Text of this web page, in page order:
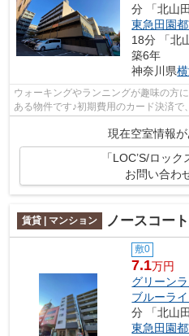
分 「北山
東急田園
18分 「北
築6年
神奈川県
ウォーキングやランニングが趣味の方
ある物件です♪初期費用のカード決済で
すよ♪プライバシーをしっかり守れる...
現在空室情報が
「LOC’S/ロッ
お問い合わ
賃貸 | マンション ノースコー
敷0
7.1万円
グリーン
ブルーラ
分 「北山
東急田園